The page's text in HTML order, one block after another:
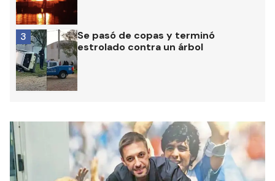
Se pasó de copas y terminó
estrolado contra un árbol
3